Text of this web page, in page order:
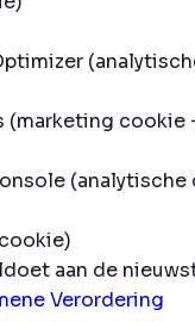
(marketing cookie
(analytische
aan de
Verordering